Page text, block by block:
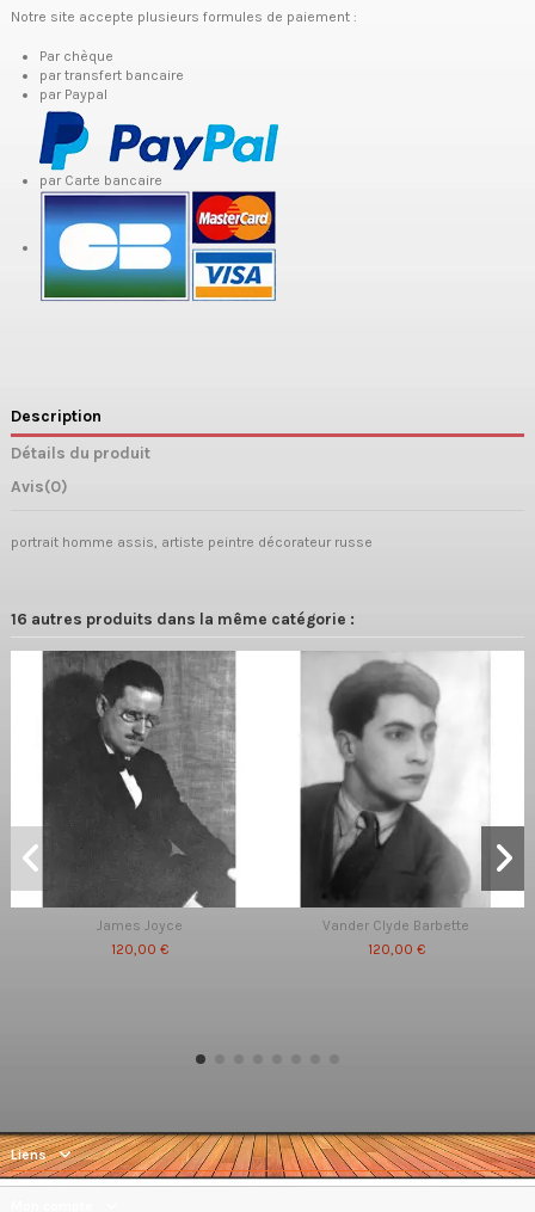
Notre site accepte plusieurs formules de paiement :
Par chèque
par transfert bancaire
par Paypal
par Carte bancaire
Description
Détails du produit
Avis(0)
portrait homme assis, artiste peintre décorateur russe
16 autres produits dans la même catégorie :
James Joyce
120,00 €
Vander Clyde Barbette
120,00 €
Liens